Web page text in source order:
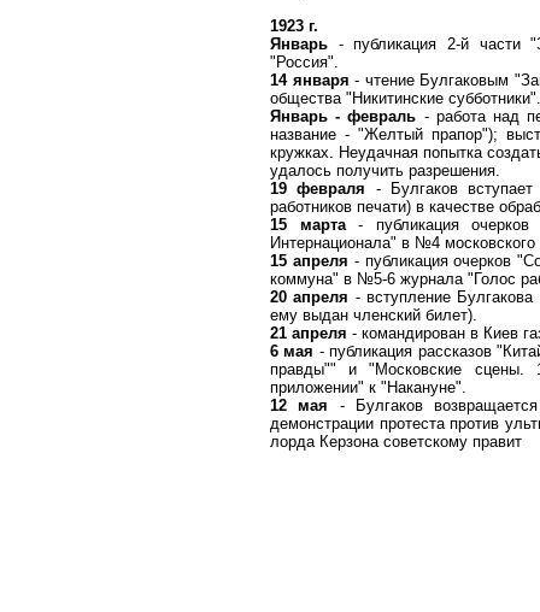
1923 г.
Январь - публикация 2-й части
"Россия".
14 января - чтение Булгаковым
общества "Никитинские субботники".
Январь - февраль - работа над
название - "Желтый прапор");
кружках. Неудачная попытка
удалось получить разрешения.
19 февраля - Булгаков
работников печати) в качестве
15 марта- публикация
Интернационала" в №4
15 апреля - публикация очерков
коммуна" в №5-6 журнала "Голос
20 апреля - вступление
ему выдан членский билет).
21 апреля - командирован в Киев
6 мая - публикация рассказов
правды"" и "Московские сцены.
приложении" к "Накануне".
12 мая - Булгаков
демонстрации протеста против
лорда Керзона советскому правит